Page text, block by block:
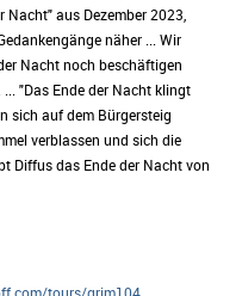
aus Dezember 2023,
näher ... Wir
Nacht noch beschäftigen
"Das Ende der Nacht klingt
sich auf dem Bürgersteig
verblassen und sich die
Diffus das Ende der Nacht von